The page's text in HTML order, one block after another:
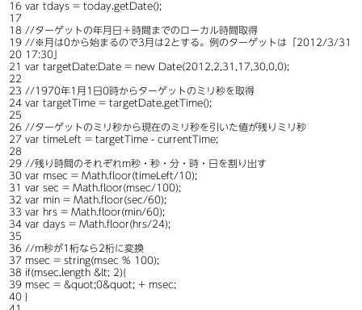
16
17
18
19
20
21
22
23
24
25
26
27
28
29
30
31
32
33
34
35
36
37
38
39
40
var tdays = today getDate();
//ターゲットの年月日＋時間までのローカル時間取得
//※月は0から始まるので3月は2とする。例のターゲットは「2012/3/31
17:30」
var targetDate:Date = new Date(2012 2 31 17 30 0 0);
//1970年1月1日0時からターゲットのミリ秒を取得
var targetTime = targetDate getTime();
//ターゲットのミリ秒から現在のミリ秒を引いた値が残りミリ秒
var timeLeft = targetTime - currentTime;
//残り時間のそれぞれm秒・秒・分・時・日を割り出す
var msec = Math floor(timeLeft/10);
var sec = Math floor(msec/100);
var min = Math floor(sec/60);
var hrs = Math floor(min/60);
var days = Math floor(hrs/24);
//m秒が1桁なら2桁に変換
msec = string(msec % 100);
if(msec length &lt; 2){
msec = &quot;0&quot; + msec;
}